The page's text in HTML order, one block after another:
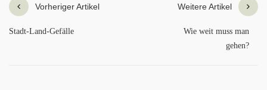
Vorheriger Artikel
Stadt-Land-Gefälle
Weitere Artikel
Wie weit muss man
gehen?